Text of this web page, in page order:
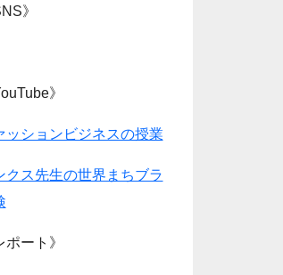
》
》
ッションビジネスの授業
クス先生の世界まちブラ
ポート》